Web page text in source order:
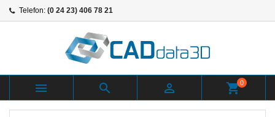
Telefon: (0 24 23) 406 78 21
   shopping_cart0